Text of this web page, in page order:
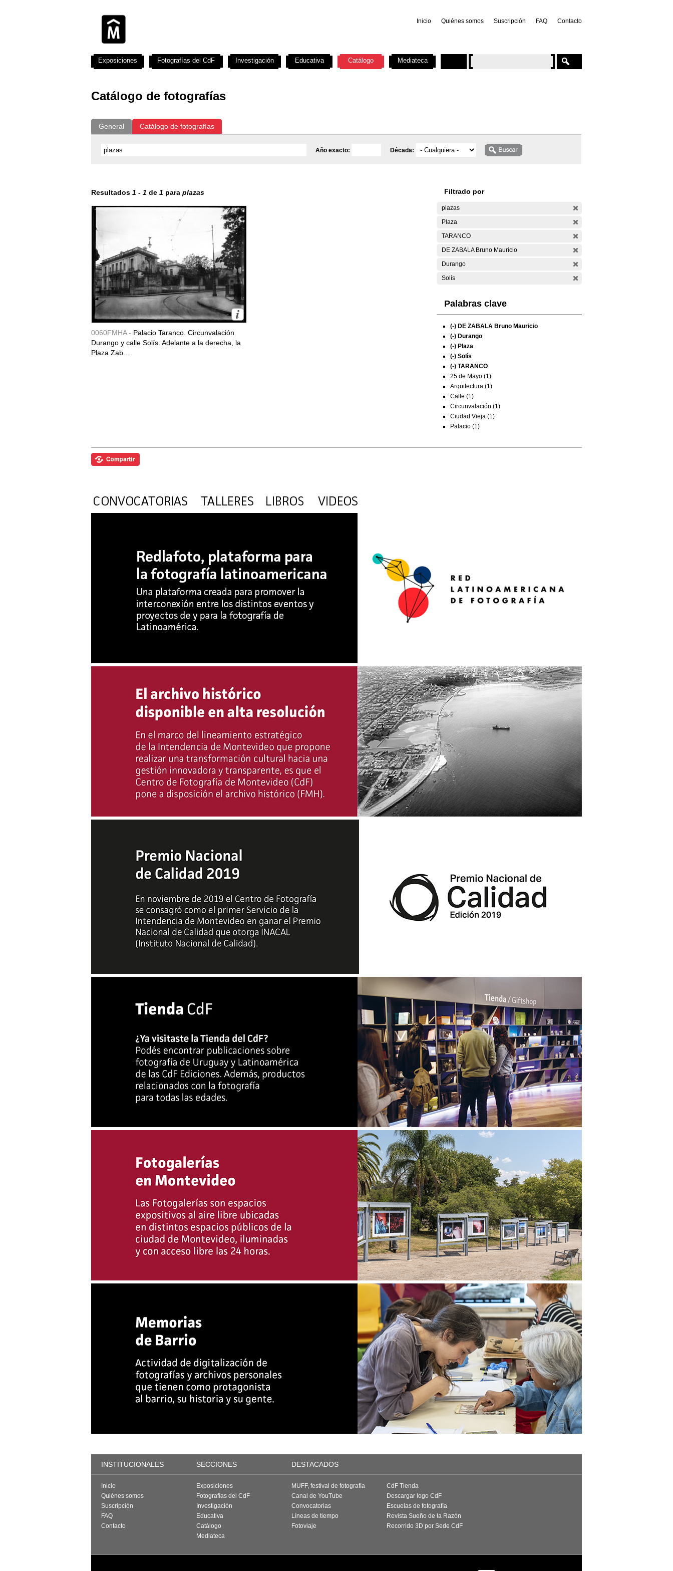
Inicio Quiénes somos Suscripción FAQ Contacto
Catálogo de fotografías
General Catálogo de fotografías
Año exacto: Década:
Resultados 1 - 1 de 1 para plazas
0060FMHA - Palacio Taranco. Circunvalación
Durango y calle Solís. Adelante a la derecha, la
Plaza Zab...
Filtrado por
plazas
Plaza
TARANCO
DE ZABALA Bruno Mauricio
Durango
Solís
Palabras clave
(-) DE ZABALA Bruno Mauricio
(-) Durango
(-) Plaza
(-) Solís
(-) TARANCO
25 de Mayo (1)
Arquitectura (1)
Calle (1)
Circunvalación (1)
Ciudad Vieja (1)
Palacio (1)
Exposiciones Fotografías del CdF Investigación Educativa Catálogo Mediateca
INSTITUCIONALES SECCIONES DESTACADOS
Inicio
Quiénes somos
Suscripción
FAQ
Contacto
Exposiciones
Fotografías del CdF
Investigación
Educativa
Catálogo
Mediateca
MUFF, festival de fotografía
Canal de YouTube
Convocatorias
Líneas de tiempo
Fotoviaje
CdF Tienda
Descargar logo CdF
Escuelas de fotografía
Revista Sueño de la Razón
Recorrido 3D por Sede CdF